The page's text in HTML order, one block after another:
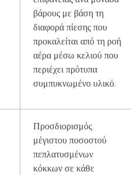
βάρους με βάση τη
διαφορά πίεσης που
προκαλείται από τη ροή
αέρα μέσω κελιού που
περιέχει πρότυπα
συμπυκνωμένο υλικό.
Προσδιορισμός
μέγιστου ποσοστού
πεπλατυσμένων
κόκκων σε κάθε